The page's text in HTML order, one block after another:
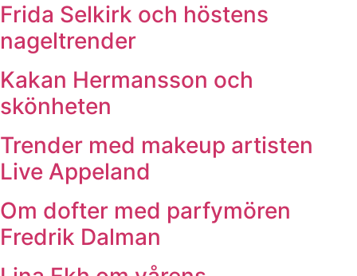
Frida Selkirk och höstens
nageltrender
Kakan Hermansson och
skönheten
Trender med makeup artisten
Live Appeland
Om dofter med parfymören
Fredrik Dalman